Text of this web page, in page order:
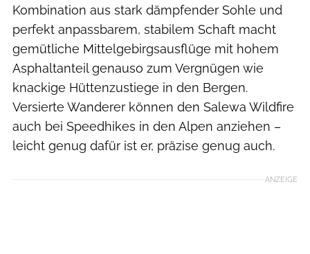
Kombination aus stark dämpfender Sohle und
perfekt anpassbarem, stabilem Schaft macht
gemütliche Mittelgebirgsausflüge mit hohem
Asphaltanteil genauso zum Vergnügen wie
knackige Hüttenzustiege in den Bergen.
Versierte Wanderer können den Salewa Wildfire
auch bei Speedhikes in den Alpen anziehen –
leicht genug dafür ist er, präzise genug auch.
ANZEIGE